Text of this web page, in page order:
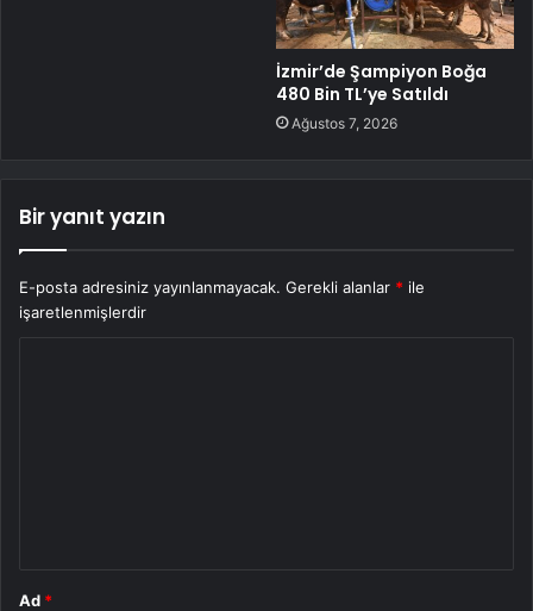
İzmir’de Şampiyon Boğa
480 Bin TL’ye Satıldı
Ağustos 7, 2026
Bir yanıt yazın
E-posta adresiniz yayınlanmayacak. Gerekli alanlar * ile
işaretlenmişlerdir
Ad *